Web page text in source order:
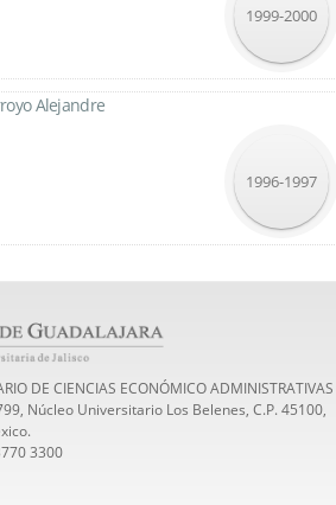
1999-2000
Alejandre
1996-1997
DE CIENCIAS ECONÓMICO ADMINISTRATIVAS
Núcleo Universitario Los Belenes, C.P. 45100,
3300